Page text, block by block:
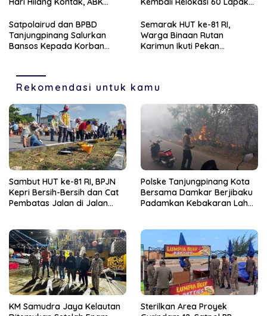
Satpolairud dan BPBD
Tanjungpinang Salurkan
Bansos Kepada Korban
Semarak HUT ke-81 RI,
Warga Binaan Rutan
Karimun Ikuti Pekan
Rekomendasi untuk kamu
Sambut HUT ke-81 RI, BPJN
Kepri Bersih-Bersih dan Cat
Pembatas Jalan di Jalan
Polske Tanjungpinang Kota
Bersama Damkar Berjibaku
Padamkan Kebakaran Lahan
KM Samudra Jaya Kelautan
Sterilkan Area Proyek